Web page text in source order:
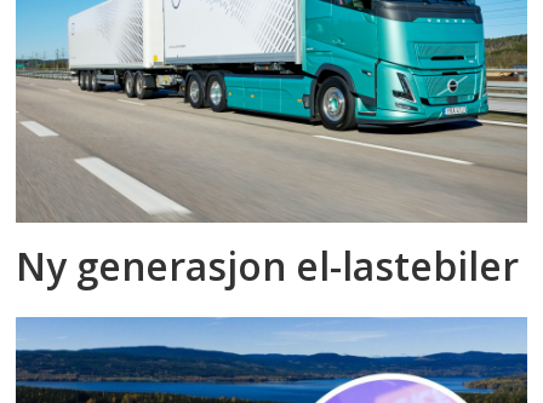
Ny generasjon el-lastebiler